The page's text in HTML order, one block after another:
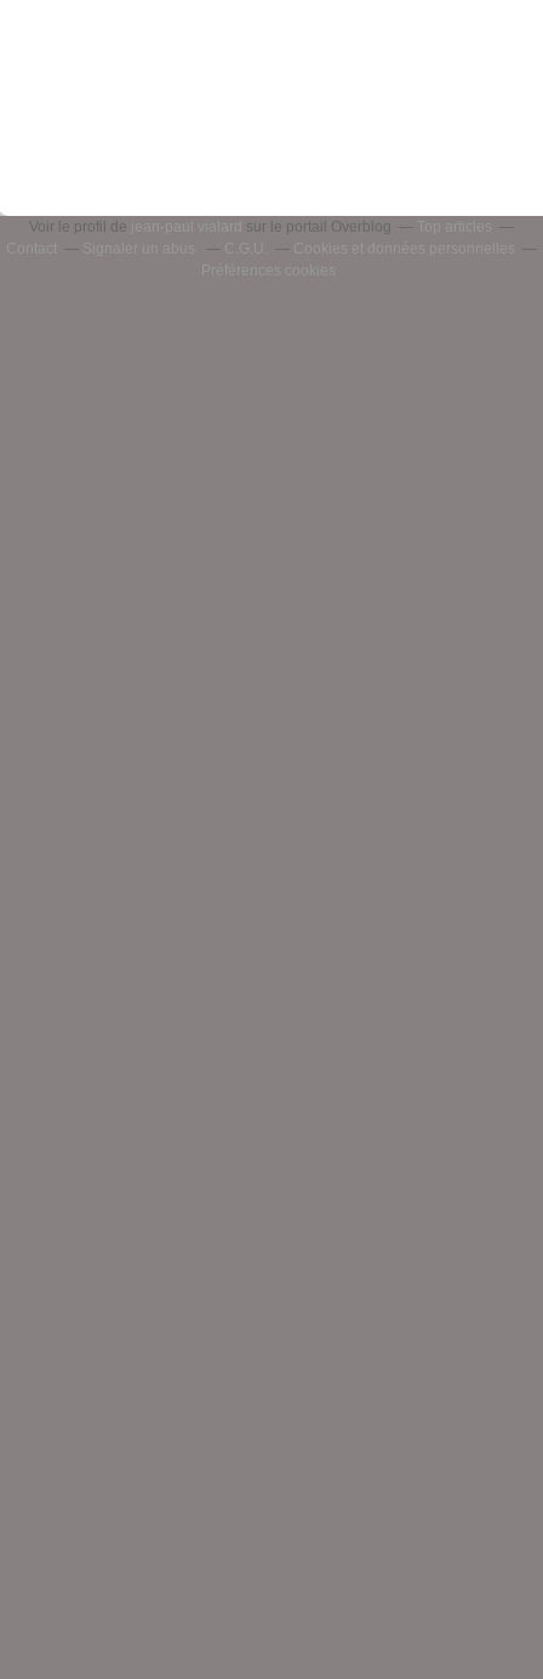
Voir le profil de jean-paul vialard sur le portail Overblog
Top articles
Contact
Signaler un abus C.G.U.
Cookies et données personnelles
Préférences cookies